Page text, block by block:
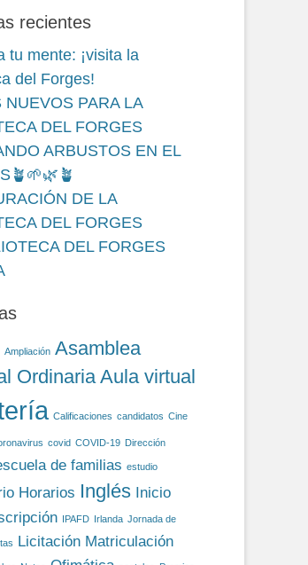
recientes
tu mente: ¡visita la
del Forges!
NUEVOS PARA LA
DEL FORGES
ARBUSTOS EN EL
DE LA
DEL FORGES
DEL FORGES
Ampliación Asamblea
OrdinariaAula virtual
Calificaciones candidatos Cine
covid COVID-19 Dirección
de familias estudio
Horarios Inglés Inicio
IPAFD Irlanda Jornada de
Licitación Matriculación